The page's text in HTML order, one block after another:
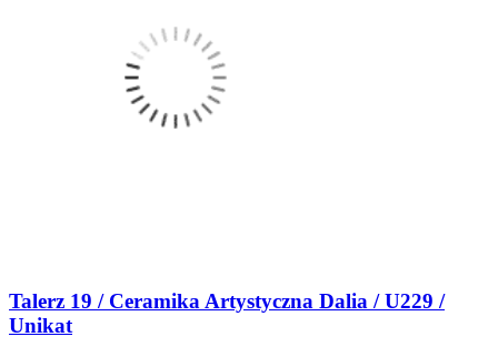
Talerz 19 / Ceramika Artystyczna Dalia / U229 /
Unikat